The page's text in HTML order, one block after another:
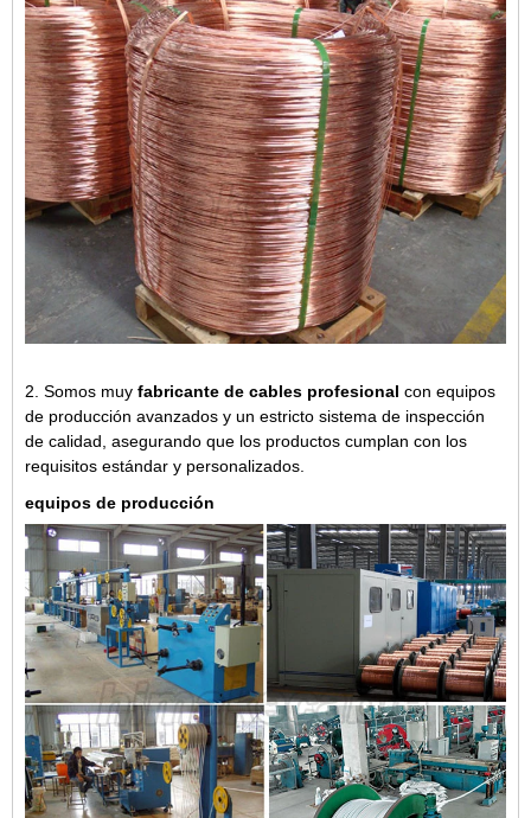
2. Somos muy fabricante de cables profesional con equipos
de producción avanzados y un estricto sistema de inspección
de calidad, asegurando que los productos cumplan con los
requisitos estándar y personalizados.
equipos de producción